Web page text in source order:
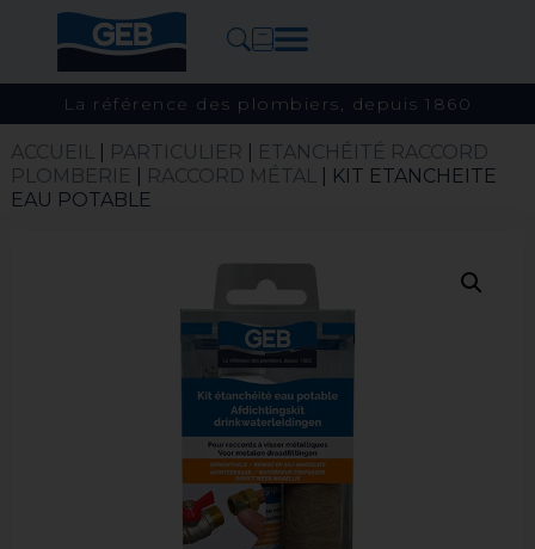
La référence des plombiers, depuis 1860
ACCUEIL| PARTICULIER
ETANCHÉITÉ RACCORD
PLOMBERIE
RACCORD MÉTAL| KIT ETANCHEITE
EAU POTABLE